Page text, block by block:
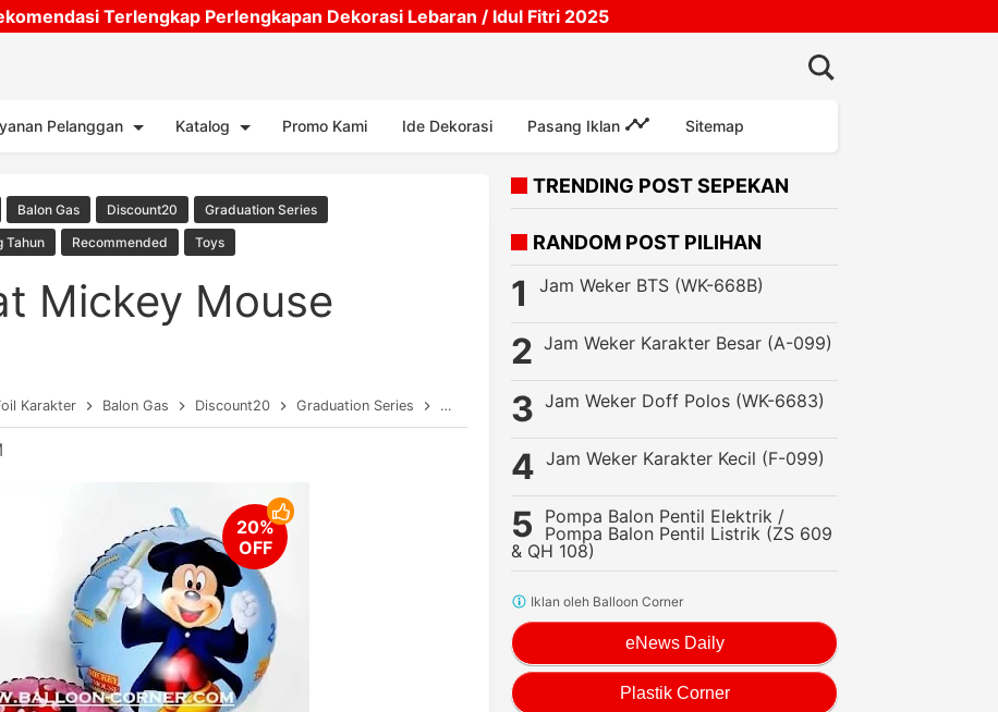
Skip to main content
Terlengkap Perlengkapan Dekorasi Lebaran / Idul Fitri 2025
Pelanggan Katalog Promo Kami Ide Dekorasi Pasang Iklan Sitemap
Balon Gas Discount20
Graduation Series
Tahun Recommended Toys
Mickey Mouse
Karakter Balon Gas Discount20 Graduation Series Perlengkapan Pesta Perlengkapan Ulang Tahun Recommended
TRENDING POST SEPEKAN
RANDOM POST PILIHAN
Jam Weker BTS (WK-668B)
Jam Weker Karakter Besar (A-099)
Jam Weker Doff Polos (WK-6683)
Jam Weker Karakter Kecil (F-099)
Pompa Balon Pentil Elektrik /
Pompa Balon Pentil Listrik (ZS 609
& QH 108)
eNews Daily
Plastik Corner
Iklan oleh Balloon Corner